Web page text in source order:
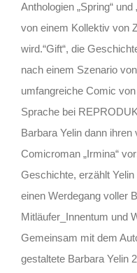
Anthologien „Spring“
von einem Kollektiv von
wird.“Gift“, die
nach einem Szenario
umfangreiche Comic
Sprache bei
Barbara Yelin dann
Comicroman „Irmina“
Geschichte, erzählt
einen Werdegang voller
Mitläufer_Innentum und
Gemeinsam mit dem
gestaltete Barbara Yelin